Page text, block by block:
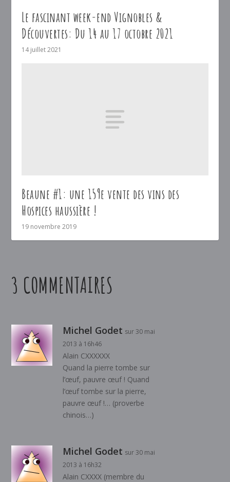
Le fascinant week-end Vignobles &
Découvertes: Du 14 au 17 octobre 2021
14 juillet 2021
Beaune #1: une 159e vente des vins des
Hospices haussière !
19 novembre 2019
3 COMMENTAIRES
Michel Godet sur 30 mai
2013 à 16h46
Alain CXXXXXX
Quand la pierre tombe sur
l’œuf, pauvre œuf ! Quand
l’œuf tombe sur la pierre,
pauvre œuf !… (proverbe
chinois…)
Michel Godet sur 30 mai
2013 à 16h32
Alain CXXXX (membre du